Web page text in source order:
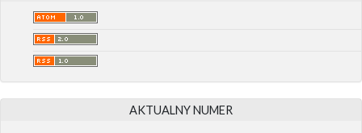
AKTUALNY NUMER